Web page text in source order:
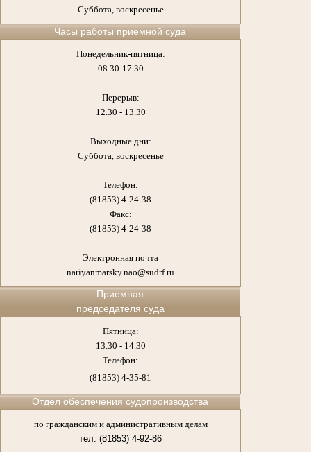
Суббота, воскресенье
Часы работы приемной суда
Понедельник-пятница:
08.30-17.30
Перерыв:
12.30 - 13.30
Выходные дни:
Суббота, воскресенье
Телефон:
(81853) 4-24-38
Факс:
(81853) 4-24-38
Электронная почта
nariyanmarsky.nao@sudrf.ru
Приемная
председателя суда
Пятница:
13.30 - 14.30
Телефон:
(81853) 4-35-81
Отдел обеспечения судопроизводства
по гражданским и административным делам
тел. (81853) 4-92-86